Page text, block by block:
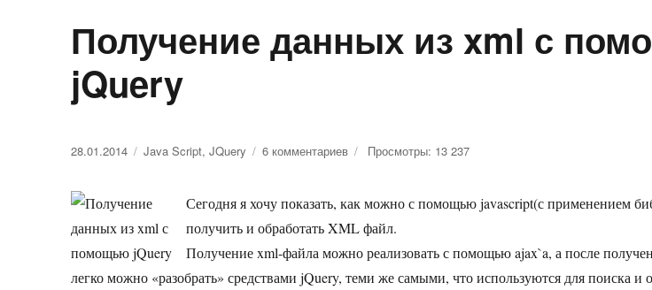
Получение данных из xml с
jQuery
Опубликовано
28.01.2014 Рубрики
Java Script,JQuery 6 комментариев
данных
из
с
помощью
Просмотры: 13 237
Сегодня я хочу показать, как можно с помощью javascript(с применением
получить и обработать XML файл.
Получение xml-файла можно реализовать с помощью ajax`a, а после
легко можно «разобрать» средствами jQuery, теми же самыми, что используются для поиска и